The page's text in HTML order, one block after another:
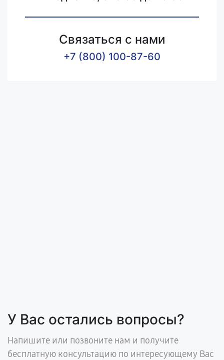
Связаться с нами
+7 (800) 100-87-60
У Вас остались вопросы?
Напишите или позвоните нам и получите
бесплатную консультацию по интересующему Вас